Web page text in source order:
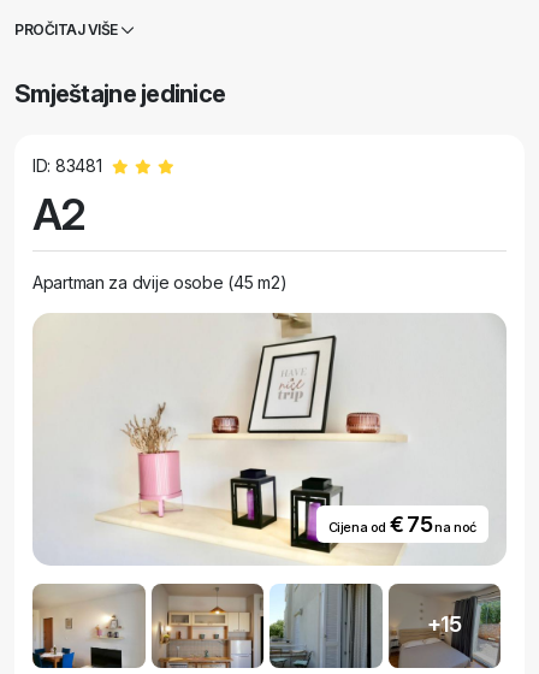
Kućni ljubimci nisu dozvoljeni. Pušenje nije dozvoljeno.
PROČITAJ VIŠE
Smještajne jedinice
ID: 83481
A2
Apartman za dvije osobe (45 m2)
Cijena od € 75na noć
+15